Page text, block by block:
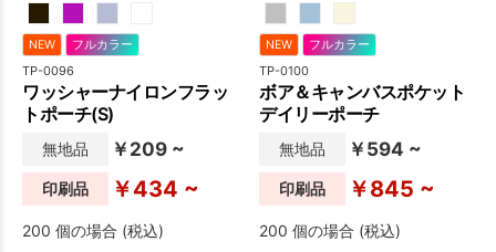
NEW フルカラー
TP-0096
ワッシャーナイロンフラッ
トポーチ(S)
無地品 ￥209 ~
印刷品 ￥434 ~
200 個の場合 (税込)
NEW フルカラー
TP-0100
ボア＆キャンバスポケット
デイリーポーチ
無地品 ￥594 ~
印刷品 ￥845 ~
200 個の場合 (税込)